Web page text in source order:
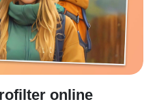
online